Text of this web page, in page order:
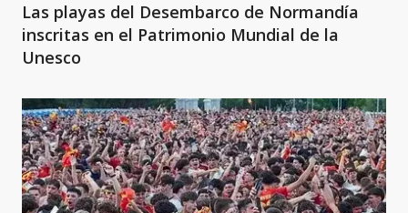
Las playas del Desembarco de Normandía
inscritas en el Patrimonio Mundial de la
Unesco